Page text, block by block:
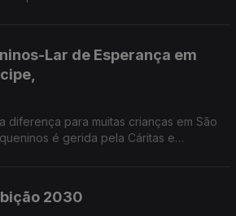
Lar de Esperança em
diferença para muitas crianças em São
é gerida pela Cáritas e
2030